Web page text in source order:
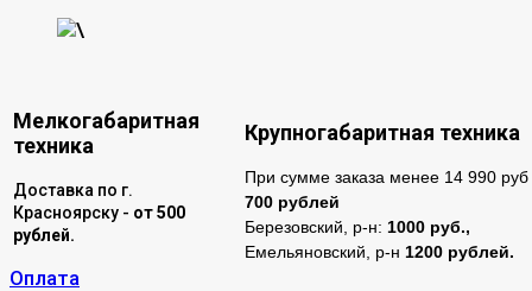
\
Мелкогабаритная
техника
Крупногабаритная техника
Доставка по г.
Красноярску - от 500
рублей.
При сумме заказа менее 14 990 руб
700 рублей
Березовский, р-н: 1000 руб.,
Емельяновский, р-н 1200 рублей.
Оплата